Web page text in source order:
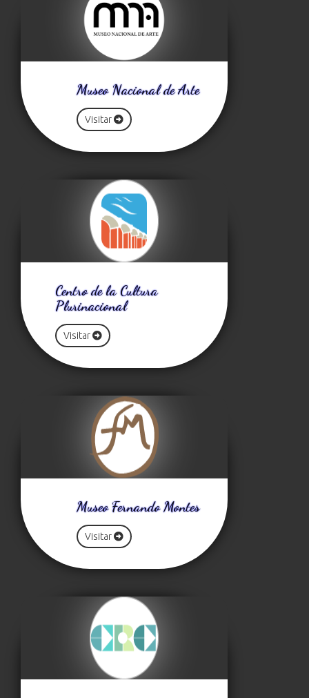
Museo Nacional de Arte
Visitar
Centro de la Cultura
Plurinacional
Visitar
Museo Fernando Montes
Visitar